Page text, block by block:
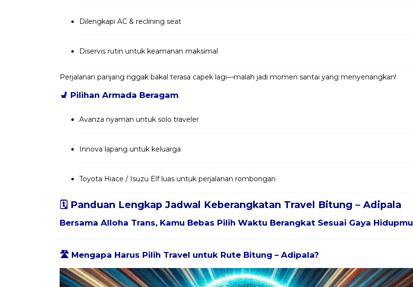
Dilengkapi AC & reclining seat
Diservis rutin untuk keamanan maksimal
Perjalanan panjang nggak bakal terasa capek lagi—malah jadi momen santai yang menyenangkan!
💺 Pilihan Armada Beragam
Avanza nyaman untuk solo traveler
Innova lapang untuk keluarga
Toyota Hiace / Isuzu Elf luas untuk perjalanan rombongan
🗓️ Panduan Lengkap Jadwal Keberangkatan Travel Bitung – Adipala
Bersama Alloha Trans, Kamu Bebas Pilih Waktu Berangkat Sesuai Gaya Hidupmu
🛣️ Mengapa Harus Pilih Travel untuk Rute Bitung – Adipala?